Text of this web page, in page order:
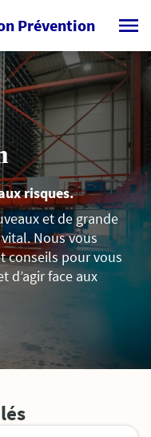
Prévention
risques.
et de grande
Nous vous
conseils pour vous
d’agir face aux